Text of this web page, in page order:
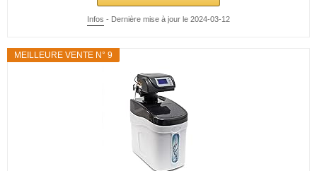
Infos - Dernière mise à jour le 2024-03-12
MEILLEURE VENTE N° 9